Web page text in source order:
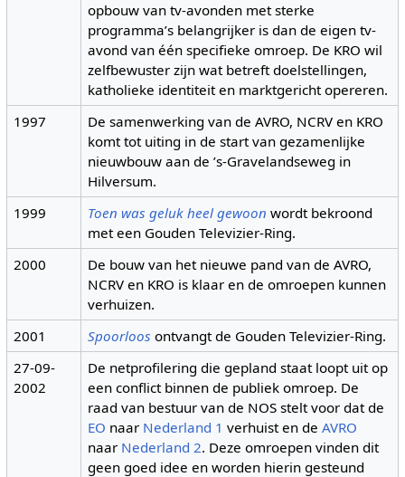
opbouw van tv-avonden met sterke
programma’s belangrijker is dan de eigen tv-
avond van één specifieke omroep. De KRO wil
zelfbewuster zijn wat betreft doelstellingen,
katholieke identiteit en marktgericht opereren.
1997
De samenwerking van de AVRO, NCRV en KRO
komt tot uiting in de start van gezamenlijke
nieuwbouw aan de ’s-Gravelandseweg in
Hilversum.
1999
Toen was geluk heel gewoon wordt bekroond
met een Gouden Televizier-Ring.
2000
De bouw van het nieuwe pand van de AVRO,
NCRV en KRO is klaar en de omroepen kunnen
verhuizen.
2001
Spoorloos ontvangt de Gouden Televizier-Ring.
27-09-
2002
De netprofilering die gepland staat loopt uit op
een conflict binnen de publiek omroep. De
raad van bestuur van de NOS stelt voor dat de
EO naar Nederland 1 verhuist en deAVRO
naar Nederland 2. Deze omroepen vinden dit
geen goed idee en worden hierin gesteund